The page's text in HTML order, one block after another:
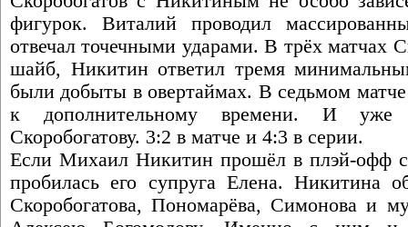
фигурок. Виталий проводил
отвечал точечными ударами. В трёх матчах
шайб, Никитин ответил тремя
были добыты в овертаймах. В седьмом
к дополнительному времени. И уже
Скоробогатову. 3:2 в матче и 4:3 в серии.
Если Михаил Никитин прошёл в плэй-офф с
пробилась его супруга Елена. Никитина
Скоробогатова, Пономарёва, Симонова и